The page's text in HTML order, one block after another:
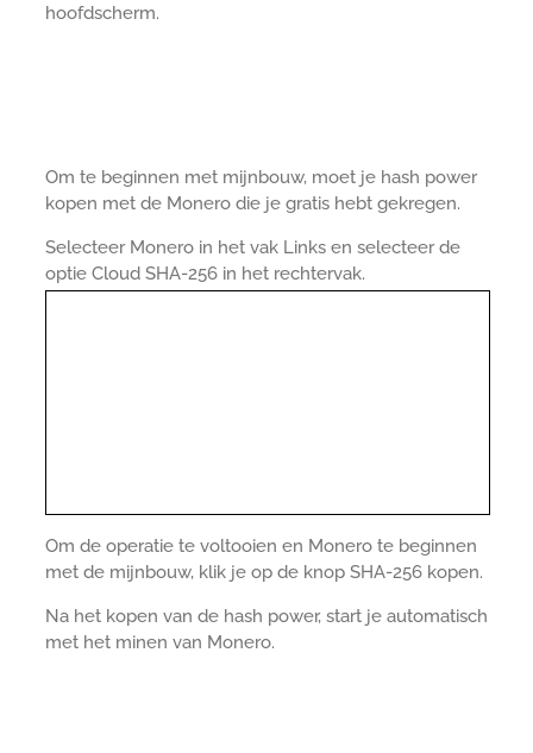
hoofdscherm.
Om te beginnen met mijnbouw, moet je hash power
kopen met de Monero die je gratis hebt gekregen.
Selecteer Monero in het vak Links en selecteer de
optie Cloud SHA-256 in het rechtervak.
Om de operatie te voltooien en Monero te beginnen
met de mijnbouw, klik je op de knop SHA-256 kopen.
Na het kopen van de hash power, start je automatisch
met het minen van Monero.